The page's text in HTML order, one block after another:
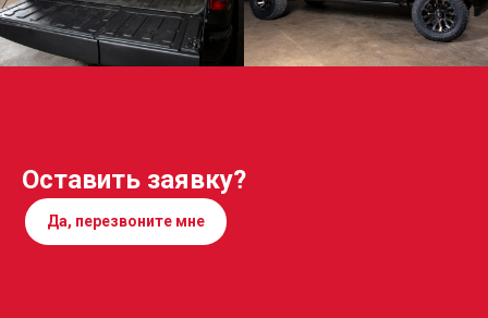
Оставить заявку?
Да, перезвоните мне